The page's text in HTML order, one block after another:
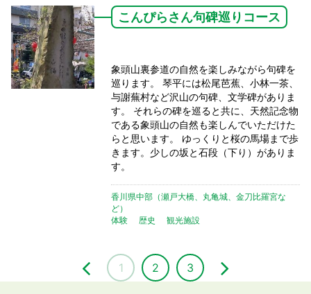
こんぴらさん句碑巡りコース
象頭山裏参道の自然を楽しみながら句碑を
巡ります。 琴平には松尾芭蕉、小林一茶、
与謝蕪村など沢山の句碑、文学碑がありま
す。 それらの碑を巡ると共に、天然記念物
である象頭山の自然も楽しんでいただけた
らと思います。 ゆっくりと桜の馬場まで歩
きます。少しの坂と石段（下り）がありま
す。
香川県中部（瀬戸大橋、丸亀城、金刀比羅宮な
ど）
体験
歴史 観光施設
1 2 3